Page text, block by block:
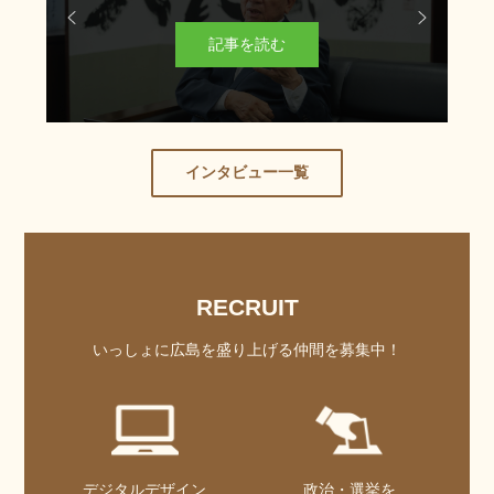
記事を読む
インタビュー一覧
RECRUIT
いっしょに広島を盛り上げる仲間を募集中！
デジタルデザイン 政治・選挙を